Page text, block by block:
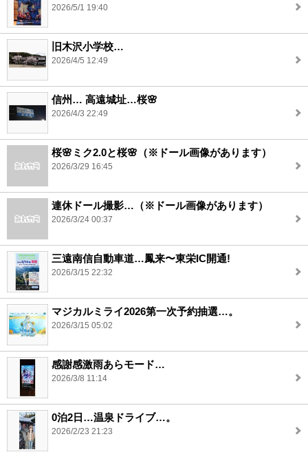
2026/5/1 19:40
旧木沢小学校…
2026/4/5 12:49
信州… 高遠城址…桜🌸
2026/4/3 22:49
桜🌸ミク2.0と桜🌸（※ドール画像があります）
2026/3/29 16:45
連休ドール撮影…（※ドール画像があります）
2026/3/24 00:37
三遠南信自動車道…鳳来〜東栄IC開通!
2026/3/15 22:32
マジカルミライ2026第一次予約抽選…。
2026/3/15 05:02
感謝感激雨あらモード…
2026/3/8 11:14
0泊2日…温泉ドライブ…。
2026/2/23 21:23